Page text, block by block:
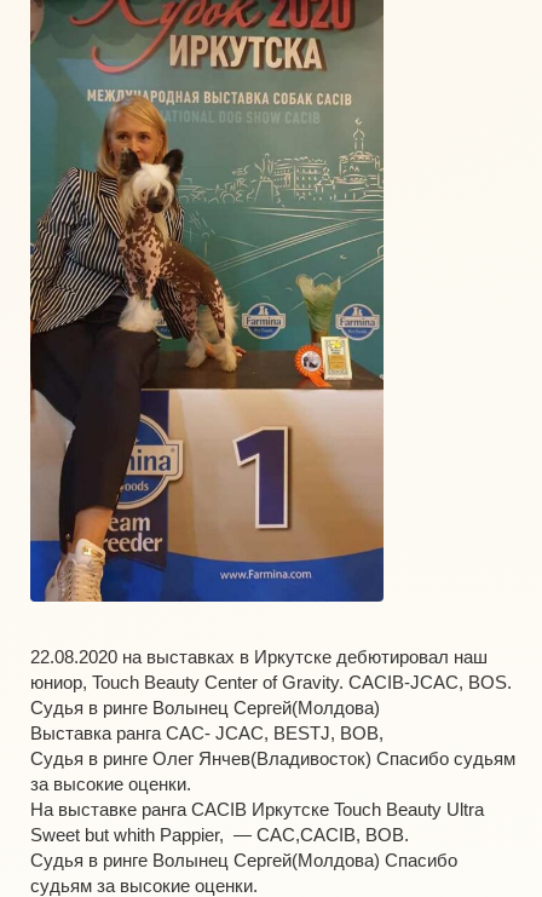
22.08.2020 на выставках в Иркутске дебютировал наш
юниор, Touch Beauty Center of Gravity. CACIB-JCAC, BOS.
Судья в ринге Волынец Сергей(Молдова)
Выставка ранга CAC- JCAC, BESTJ, BOB,
Судья в ринге Олег Янчев(Владивосток) Спасибо судьям
за высокие оценки.
На выставке ранга CACIB Иркутске Touch Beauty Ultra
Sweet but whith Pappier, — CAC,CACIB, BOB.
Судья в ринге Волынец Сергей(Молдова) Спасибо
судьям за высокие оценки.